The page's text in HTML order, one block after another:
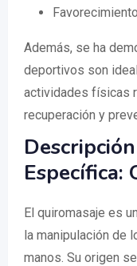
Además, se ha
deportivos son
actividades físicas
recuperación y
Específica:
El quiromasaje es
la manipulación de
manos. Su origen